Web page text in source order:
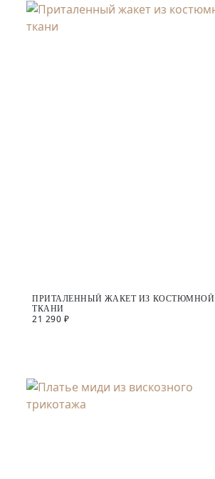
ПРИТАЛЕННЫЙ ЖАКЕТ ИЗ КОСТЮМНОЙ
ТКАНИ
21 290 ₽